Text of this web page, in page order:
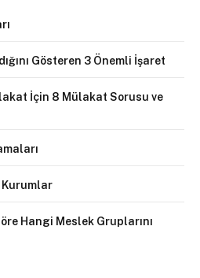
Gösteren 3 Önemli İşaret
İçin 8 Mülakat Sorusu ve
Kurumlar
Hangi Meslek Gruplarını